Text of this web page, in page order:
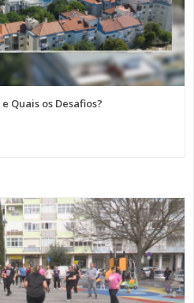
Quais os Desafios?